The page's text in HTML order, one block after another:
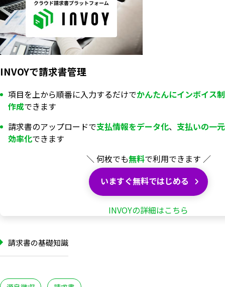
INVOYで請求書管理
項目を上から順番に入力するだけでかんたんにインボイス
作成できます
請求書のアップロードで支払情報をデータ化、 支払いの一
効率化できます
＼ 何枚でも無料で利用できます ／
いますぐ無料ではじめる
INVOYの詳細はこちら
請求書の基礎知識